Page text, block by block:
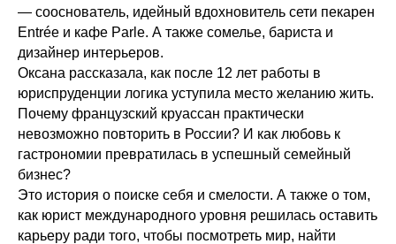
— сооснователь, идейный вдохновитель сети пекарен
Entrée и кафе Parle. А также сомелье, бариста и
дизайнер интерьеров.
Оксана рассказала, как после 12 лет работы в
юриспруденции логика уступила место желанию жить.
Почему французский круассан практически
невозможно повторить в России? И как любовь к
гастрономии превратилась в успешный семейный
бизнес?
Это история о поиске себя и смелости. А также о том,
как юрист международного уровня решилась оставить
карьеру ради того, чтобы посмотреть мир, найти